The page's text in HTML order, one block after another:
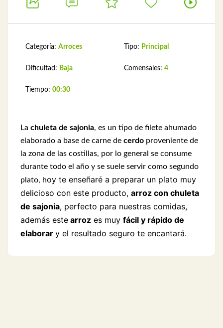
Categoría: Arroces
Dificultad: Baja
Tiempo: 00:30
Tipo: Principal
Comensales: 4
La chuleta de sajonia, es un tipo de filete ahumado
elaborado a base de carne de cerdo proveniente de
la zona de las costillas, por lo general se consume
durante todo el año y se suele servir como segundo
plato, hoy te enseñaré a preparar un plato muy
delicioso con este producto, arroz con chuleta
de sajonia, perfecto para nuestras comidas,
además este arroz es muy fácil y rápido de
elaborar y el resultado seguro te encantará.